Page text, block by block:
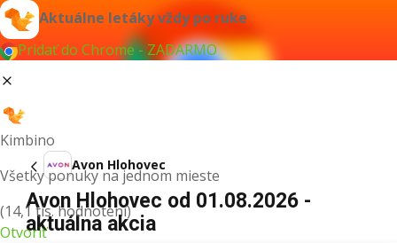
Aktuálne letáky vždy po ruke
Pridať do Chrome - ZADARMO
Kimbino
Všetky ponuky na jednom mieste
(14,1 tis. hodnotení)
Otvoriť
Avon Hlohovec
Avon Hlohovec od 01.08.2026 -
aktuálna akcia